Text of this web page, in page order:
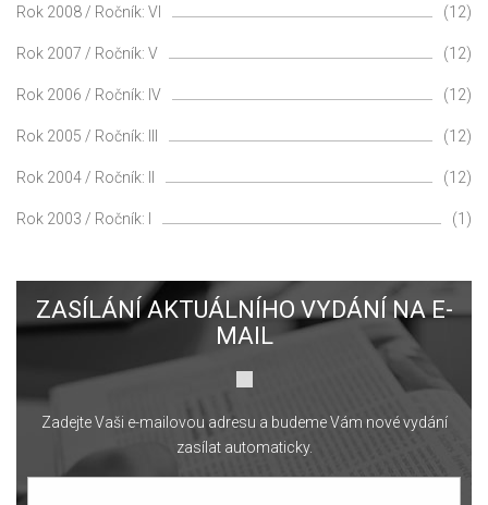
Rok 2008 / Ročník: VI (12)
Rok 2007 / Ročník: V (12)
Rok 2006 / Ročník: IV (12)
Rok 2005 / Ročník: III (12)
Rok 2004 / Ročník: II (12)
Rok 2003 / Ročník: I (1)
ZASÍLÁNÍ AKTUÁLNÍHO VYDÁNÍ NA E-
MAIL
Zadejte Vaši e-mailovou adresu a budeme Vám nové vydání
zasílat automaticky.